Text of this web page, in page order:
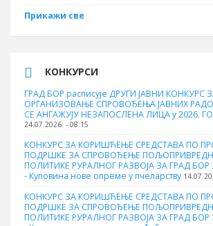
Прикажи све
КОНКУРСИ
ГРАД БОР расписује ДРУГИ ЈАВНИ КОНКУРС
ОРГАНИЗОВАЊЕ СПРОВОЂЕЊА ЈАВНИХ
СЕ АНГАЖУЈУ НЕЗАПОСЛЕНА ЛИЦА у 2026.
24.07.2026. - 08:15
КОНКУРС ЗА КОРИШЋЕЊЕ СРЕДСТАВА ПО
ПОДРШКЕ ЗА СПРОВОЂЕЊЕ
ПОЛИТИКЕ РУРАЛНОГ РАЗВОЈА ЗА ГРАД БОР
- Куповина нове опреме у пчеларству
КОНКУРС ЗА КОРИШЋЕЊЕ СРЕДСТАВА ПО
ПОДРШКЕ ЗА СПРОВОЂЕЊЕ
ПОЛИТИКЕ РУРАЛНОГ РАЗВОЈА ЗА ГРАД БОР